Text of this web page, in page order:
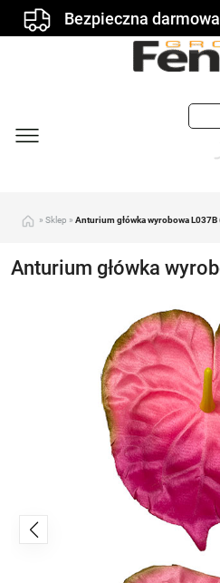
Bezpieczna darmowa
» Sklep » Anturium główka wyrobowa L037B
Anturium główka